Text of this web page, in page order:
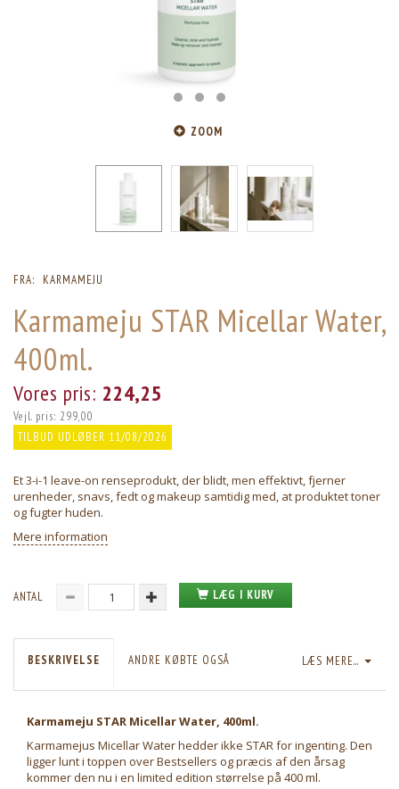
ZOOM
FRA: KARMAMEJU
Karmameju STAR Micellar Water,
400ml.
Vores pris: 224,25
Vejl. pris: 299,00
TILBUD UDLØBER 11/08/2026
Et 3-i-1 leave-on renseprodukt, der blidt, men effektivt, fjerner
urenheder, snavs, fedt og makeup samtidig med, at produktet toner
og fugter huden.
Mere information
ANTAL LÆG I KURV
LÆS MERE...
BESKRIVELSE ANDRE KØBTE OGSÅ
Karmameju STAR Micellar Water, 400ml.
Karmamejus Micellar Water hedder ikke STAR for ingenting. Den
ligger lunt i toppen over Bestsellers og præcis af den årsag
kommer den nu i en limited edition størrelse på 400 ml.